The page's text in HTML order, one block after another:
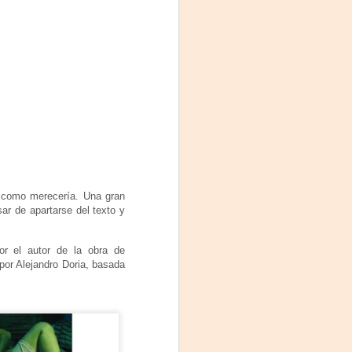
merecería. Una gran
de apartarse del texto y
el autor de la obra de
Alejandro Doria, basada